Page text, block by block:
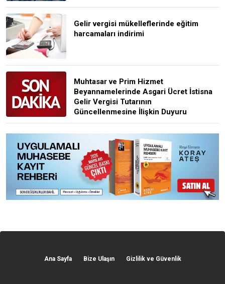
Gelir vergisi mükelleflerinde eğitim
harcamaları indirimi
Muhtasar ve Prim Hizmet
Beyannamelerinde Asgari Ücret İstisna
Gelir Vergisi Tutarının
Güncellenmesine İlişkin Duyuru
Ana Sayfa Bize Ulaşın Gizlilik ve Güvenlik